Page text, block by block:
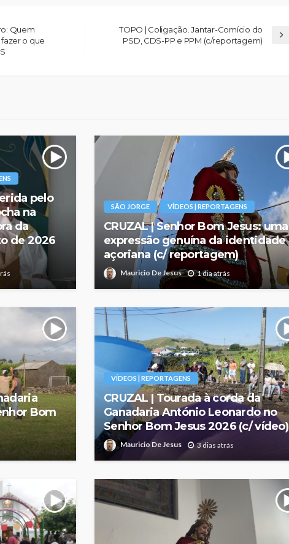
Quem
o que
TOPO | Coligação. Jantar-Comício do
PSD, CDS-PP e PPM (c/reportagem)
pelo
na
da
de 2026
SÃO JORGE VÍDEOS | REPORTAGENS
CRUZAL | Senhor Bom Jesus: uma
expressão genuína da identidade
açoriana (c/ reportagem)
Mauricio De Jesus 1 dia atrás
Bom
VÍDEOS | REPORTAGENS
CRUZAL | Tourada à corda da
Ganadaria António Leonardo no
Senhor Bom Jesus 2026 (c/ vídeo)
Mauricio De Jesus 3 dias atrás